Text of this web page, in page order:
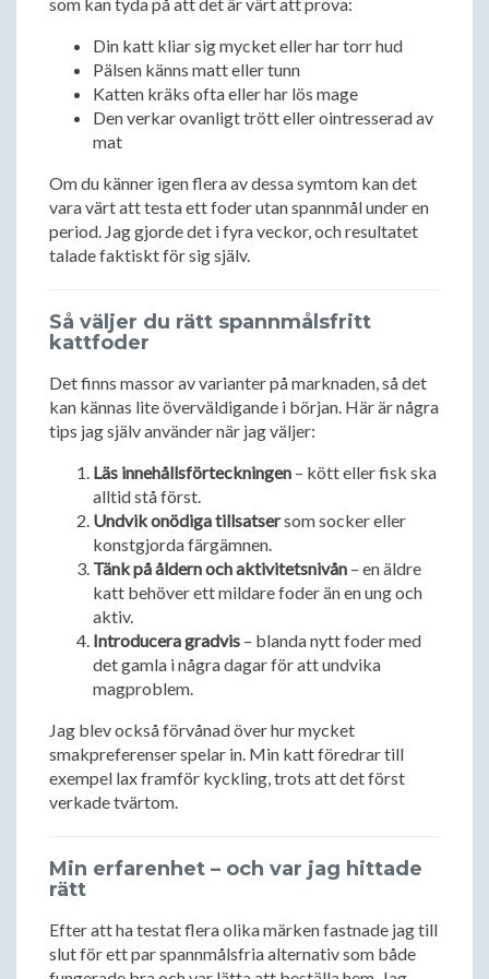
Din katt kliar sig mycket eller har torr hud
Pälsen känns matt eller tunn
Katten kräks ofta eller har lös mage
Den verkar ovanligt trött eller ointresserad av
mat
Om du känner igen flera av dessa symtom kan det
vara värt att testa ett foder utan spannmål under en
period. Jag gjorde det i fyra veckor, och resultatet
talade faktiskt för sig själv.
Så väljer du rätt spannmålsfritt
kattfoder
Det finns massor av varianter på marknaden, så det
kan kännas lite överväldigande i början. Här är några
tips jag själv använder när jag väljer:
Läs innehållsförteckningen – kött eller fisk ska
alltid stå först.
Undvik onödiga tillsatsersom socker eller
konstgjorda färgämnen.
Tänk på åldern och aktivitetsnivån – en äldre
katt behöver ett mildare foder än en ung och
aktiv.
Introducera gradvis – blanda nytt foder med
det gamla i några dagar för att undvika
magproblem.
Jag blev också förvånad över hur mycket
smakpreferenser spelar in. Min katt föredrar till
exempel lax framför kyckling, trots att det först
verkade tvärtom.
Min erfarenhet – och var jag hittade
rätt
Efter att ha testat flera olika märken fastnade jag till
slut för ett par spannmålsfria alternativ som både